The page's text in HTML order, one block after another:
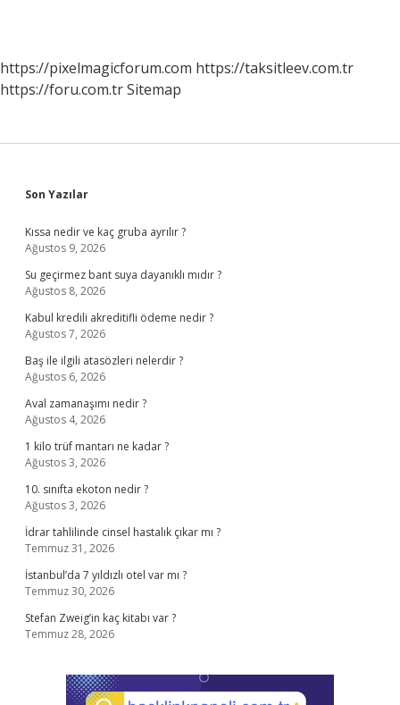
https://pixelmagicforum.com https://taksitleev.com.tr
https://foru.com.trSitemap
Sidebar
Son Yazılar
Kıssa nedir ve kaç gruba ayrılır ?
Ağustos 9, 2026
Su geçirmez bant suya dayanıklı mıdır ?
Ağustos 8, 2026
Kabul kredili akreditifli ödeme nedir ?
Ağustos 7, 2026
Baş ile ilgili atasözleri nelerdir ?
Ağustos 6, 2026
Aval zamanaşımı nedir ?
Ağustos 4, 2026
1 kilo trüf mantarı ne kadar ?
Ağustos 3, 2026
10. sınıfta ekoton nedir ?
Ağustos 3, 2026
İdrar tahlilinde cinsel hastalık çıkar mı ?
Temmuz 31, 2026
İstanbul’da 7 yıldızlı otel var mı ?
Temmuz 30, 2026
Stefan Zweig’in kaç kitabı var ?
Temmuz 28, 2026